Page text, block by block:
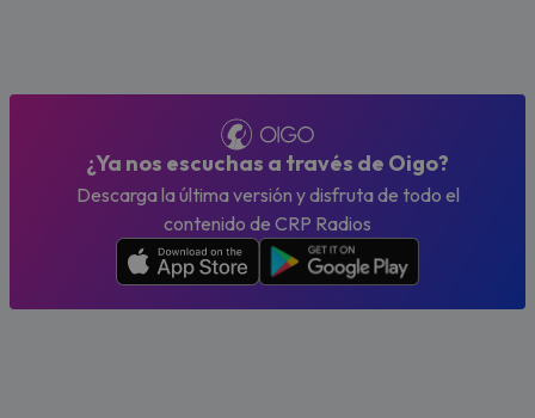
¿Ya nos escuchas a través de Oigo?
Descarga la última versión y disfruta de todo el
contenido de CRP Radios